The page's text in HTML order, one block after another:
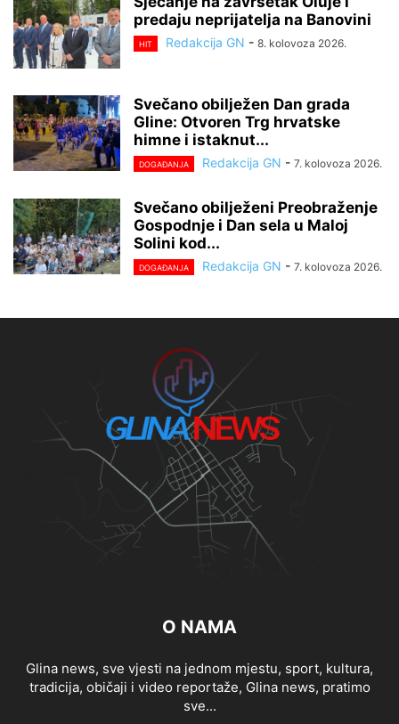
predaju neprijatelja na Banovini
HIT Redakcija GN - 8. kolovoza 2026.
Svečano obilježen Dan grada
Gline: Otvoren Trg hrvatske
himne i istaknut...
DOGAĐANJA Redakcija GN - 7. kolovoza 2026.
Svečano obilježeni Preobraženje
Gospodnje i Dan sela u Maloj
Solini kod...
DOGAĐANJA Redakcija GN - 7. kolovoza 2026.
O NAMA
Glina news, sve vjesti na jednom mjestu, sport, kultura,
tradicija, običaji i video reportaže, Glina news, pratimo
sve...